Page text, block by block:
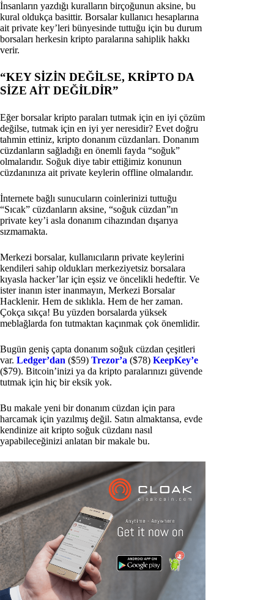
İnsanların yazdığı kuralların birçoğunun aksine, bu
kural oldukça basittir. Borsalar kullanıcı hesaplarına
ait private key’leri bünyesinde tuttuğu için bu durum
borsaları herkesin kripto paralarına sahiplik hakkı
verir.
“KEY SİZİN DEĞİLSE, KRİPTO DA
SİZE AİT DEĞİLDİR”
Eğer borsalar kripto paraları tutmak için en iyi çözüm
değilse, tutmak için en iyi yer neresidir? Evet doğru
tahmin ettiniz, kripto donanım cüzdanları. Donanım
cüzdanların sağladığı en önemli fayda “soğuk”
olmalarıdır. Soğuk diye tabir ettiğimiz konunun
cüzdanınıza ait private keylerin offline olmalarıdır.
İnternete bağlı sunucuların coinlerinizi tuttuğu
“Sıcak” cüzdanların aksine, “soğuk cüzdan”ın
private key’i asla donanım cihazından dışarıya
sızmamakta.
Merkezi borsalar, kullanıcıların private keylerini
kendileri sahip oldukları merkeziyetsiz borsalara
kıyasla hacker’lar için eşsiz ve öncelikli hedeftir. Ve
ister inanın ister inanmayın, Merkezi Borsalar
Hacklenir. Hem de sıklıkla. Hem de her zaman.
Çokça sıkça! Bu yüzden borsalarda yüksek
meblağlarda fon tutmaktan kaçınmak çok önemlidir.
Bugün geniş çapta donanım soğuk cüzdan çeşitleri
var. Ledger’dan ($59) Trezor’a ($78) KeepKey’e
($79). Bitcoin’inizi ya da kripto paralarınızı güvende
tutmak için hiç bir eksik yok.
Bu makale yeni bir donanım cüzdan için para
harcamak için yazılmış değil. Satın almaktansa, evde
kendinize ait kripto soğuk cüzdanı nasıl
yapabileceğinizi anlatan bir makale bu.